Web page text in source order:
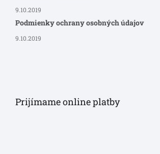
9.10.2019
Podmienky ochrany osobných údajov
9.10.2019
Prijímame online platby